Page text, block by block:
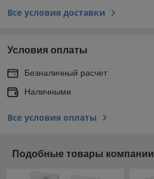
Все условия доставки
Условия оплаты
Безналичный расчет
Наличными
Все условия оплаты
Подобные товары компании